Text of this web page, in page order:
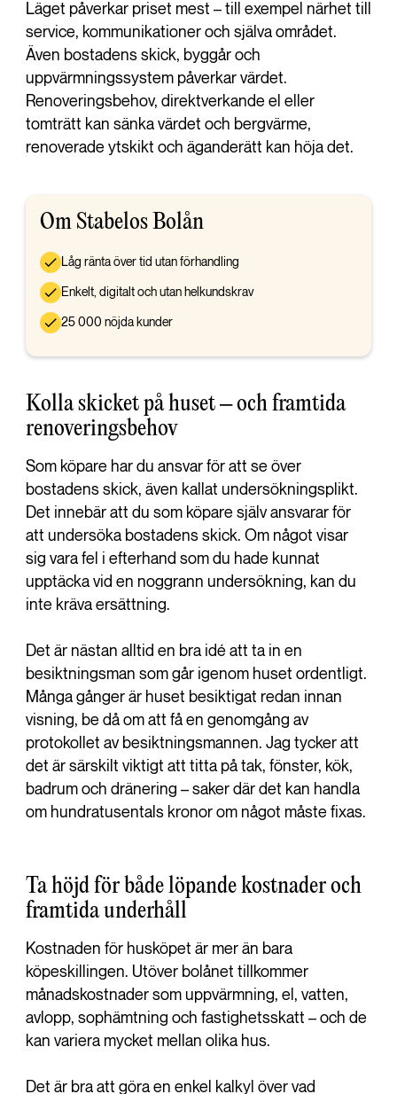
Läget påverkar priset mest – till exempel närhet till
service, kommunikationer och själva området.
Även bostadens skick, byggår och
uppvärmningssystem påverkar värdet.
Renoveringsbehov, direktverkande el eller
tomträtt kan sänka värdet och bergvärme,
renoverade ytskikt och äganderätt kan höja det.
Om Stabelos Bolån
Låg ränta över tid utan förhandling
Enkelt, digitalt och utan helkundskrav
25 000 nöjda kunder
Kolla skicket på huset – och framtida
renoveringsbehov
Som köpare har du ansvar för att se över
bostadens skick, även kallat undersökningsplikt.
Det innebär att du som köpare själv ansvarar för
att undersöka bostadens skick. Om något visar
sig vara fel i efterhand som du hade kunnat
upptäcka vid en noggrann undersökning, kan du
inte kräva ersättning.
Det är nästan alltid en bra idé att ta in en
besiktningsman som går igenom huset ordentligt.
Många gånger är huset besiktigat redan innan
visning, be då om att få en genomgång av
protokollet av besiktningsmannen. Jag tycker att
det är särskilt viktigt att titta på tak, fönster, kök,
badrum och dränering – saker där det kan handla
om hundratusentals kronor om något måste fixas.
Ta höjd för både löpande kostnader och
framtida underhåll
Kostnaden för husköpet är mer än bara
köpeskillingen. Utöver bolånet tillkommer
månadskostnader som uppvärmning, el, vatten,
avlopp, sophämtning och fastighetsskatt – och de
kan variera mycket mellan olika hus.
Det är bra att göra en enkel kalkyl över vad